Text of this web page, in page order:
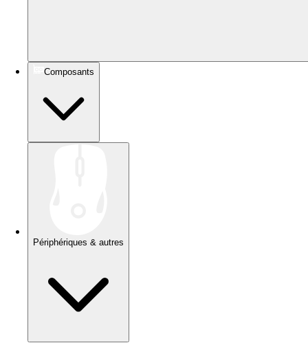
Composants
Périphériques & autres